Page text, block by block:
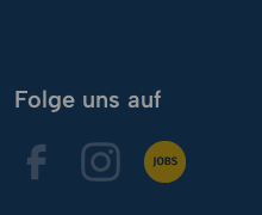
Folge uns auf